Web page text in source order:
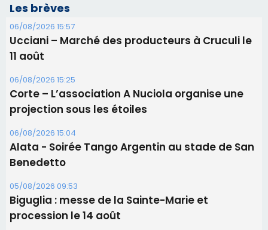
Les brèves
06/08/2026 15:57
Ucciani – Marché des producteurs à Cruculi le
11 août
06/08/2026 15:25
Corte – L’association A Nuciola organise une
projection sous les étoiles
06/08/2026 15:04
Alata - Soirée Tango Argentin au stade de San
Benedetto
05/08/2026 09:53
Biguglia : messe de la Sainte-Marie et
procession le 14 août